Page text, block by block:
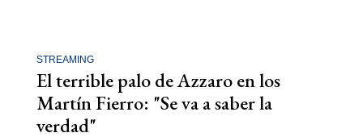
STREAMING
El terrible palo de Azzaro en los
Martín Fierro: "Se va a saber la
verdad"